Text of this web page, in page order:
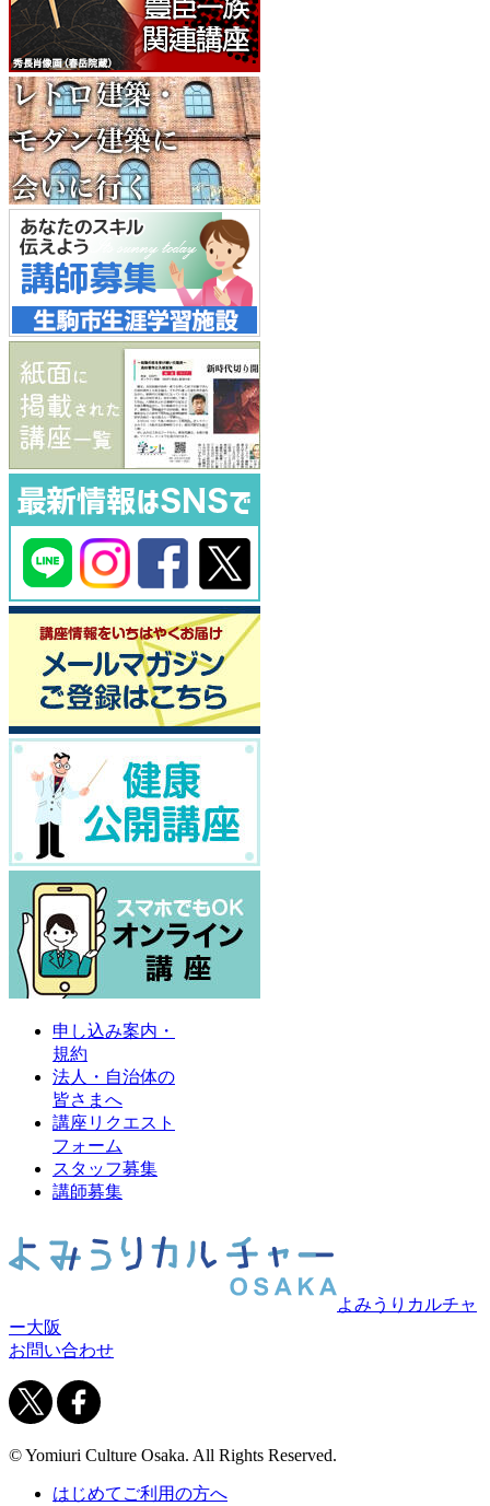
申し込み案内・
規約
法人・自治体の
皆さまへ
講座リクエスト
フォーム
スタッフ募集
講師募集
よみうりカルチャ
ー大阪
お問い合わせ
© Yomiuri Culture Osaka. All Rights Reserved.
はじめてご利用の方へ